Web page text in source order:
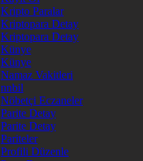
Kripto Paralar
Kriptopara Detay
Kriptopara Detay
Künye
Künye
Namaz Vakitleri
nnbil
Nöbetçi Eczaneler
Parite Detay
Parite Detay
Pariteler
Profili Düzenle